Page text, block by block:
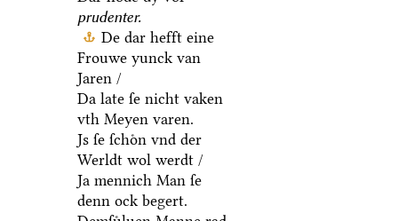
prudenter.
De dar hefft eine
Frouwe yunck van
Jaren /
Da late ſe nicht vaken
vth Meyen varen.
Js ſe ſchoͤn vnd der
Werldt wol werdt /
Ja mennich Man ſe
denn ock begert.